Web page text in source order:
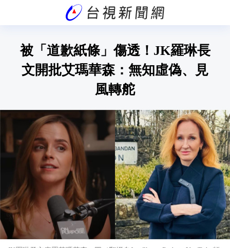
被「道歉紙條」傷透！JK羅琳長
文開批艾瑪華森：無知虛偽、見
風轉舵